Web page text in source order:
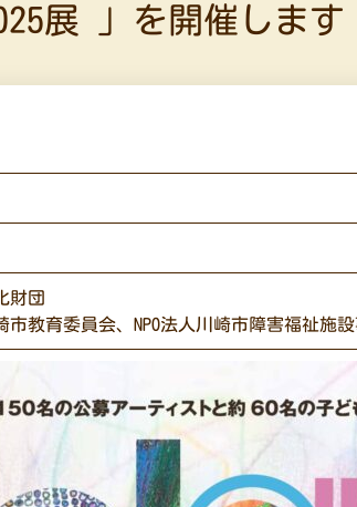
展 」を開催します
財団
教育委員会、NPO法人川崎市障害福祉施